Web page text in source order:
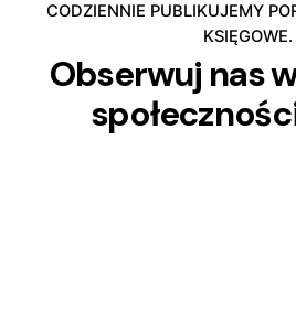
CODZIENNIE PUBLIKUJEMY
KSIĘGOWE.
Obserwuj nas